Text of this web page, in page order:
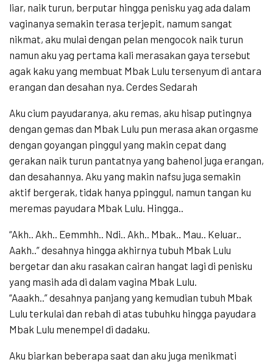
liar, naik turun, berputar hingga penisku yag ada dalam
vaginanya semakin terasa terjepit, namum sangat
nikmat, aku mulai dengan pelan mengocok naik turun
namun aku yag pertama kali merasakan gaya tersebut
agak kaku yang membuat Mbak Lulu tersenyum di antara
erangan dan desahan nya. Cerdes Sedarah
Aku cium payudaranya, aku remas, aku hisap putingnya
dengan gemas dan Mbak Lulu pun merasa akan orgasme
dengan goyangan pinggul yang makin cepat dang
gerakan naik turun pantatnya yang bahenol juga erangan,
dan desahannya. Aku yang makin nafsu juga semakin
aktif bergerak, tidak hanya ppinggul, namun tangan ku
meremas payudara Mbak Lulu. Hingga..
“Akh.. Akh.. Eemmhh.. Ndi.. Akh.. Mbak.. Mau.. Keluar..
Aakh..” desahnya hingga akhirnya tubuh Mbak Lulu
bergetar dan aku rasakan cairan hangat lagi di penisku
yang masih ada di dalam vagina Mbak Lulu.
“Aaakh..” desahnya panjang yang kemudian tubuh Mbak
Lulu terkulai dan rebah di atas tubuhku hingga payudara
Mbak Lulu menempel di dadaku.
Aku biarkan beberapa saat dan aku juga menikmati